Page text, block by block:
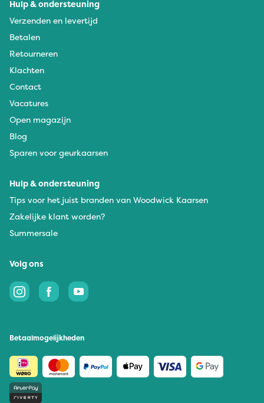
Hulp & ondersteuning
Verzenden en levertijd
Betalen
Retourneren
Klachten
Contact
Vacatures
Open magazijn
Blog
Sparen voor geurkaarsen
Hulp & ondersteuning
Tips voor het juist branden van Woodwick Kaarsen
Zakelijke klant worden?
Summersale
Volg ons
Betaalmogelijkheden